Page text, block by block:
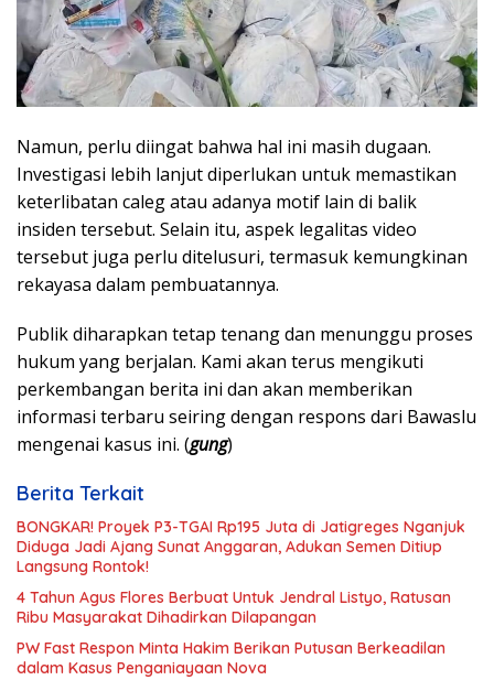
Namun, perlu diingat bahwa hal ini masih dugaan.
Investigasi lebih lanjut diperlukan untuk memastikan
keterlibatan caleg atau adanya motif lain di balik
insiden tersebut. Selain itu, aspek legalitas video
tersebut juga perlu ditelusuri, termasuk kemungkinan
rekayasa dalam pembuatannya.
Publik diharapkan tetap tenang dan menunggu proses
hukum yang berjalan. Kami akan terus mengikuti
perkembangan berita ini dan akan memberikan
informasi terbaru seiring dengan respons dari Bawaslu
mengenai kasus ini. (gung)
Berita Terkait
BONGKAR! Proyek P3-TGAI Rp195 Juta di Jatigreges Nganjuk
Diduga Jadi Ajang Sunat Anggaran, Adukan Semen Ditiup
Langsung Rontok!
4 Tahun Agus Flores Berbuat Untuk Jendral Listyo, Ratusan
Ribu Masyarakat Dihadirkan Dilapangan
PW Fast Respon Minta Hakim Berikan Putusan Berkeadilan
dalam Kasus Penganiayaan Nova